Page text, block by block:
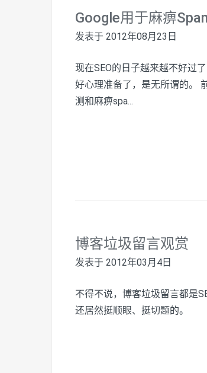
Google用于麻痹
发表于 2012年08月23日
现在SEO的日子越来越不好过
好心理准备了，是无所谓的。
测和麻痹spa...
博客垃圾留言观赏
发表于 2012年03月4日
不得不说，博客垃圾留言都是
还居然挺顺眼、挺切题的。